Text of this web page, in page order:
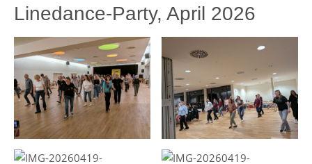
Linedance-Party, April 2026